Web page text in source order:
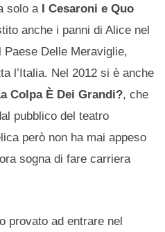
solo a I Cesaroni e Quo
anche i panni di Alice nel
Delle Meraviglie,
l’Italia. Nel 2012 si è anche
Colpa È Dei Grandi?, che
pubblico del teatro
però non ha mai appeso
sogna di fare carriera
provato ad entrare nel